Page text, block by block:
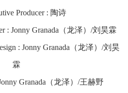
Producer : 陶诗
: Jonny Granada（龙泽）/刘昊霖
: Jonny Granada（龙泽）/刘昊
霖
Granada（龙泽）/王赫野